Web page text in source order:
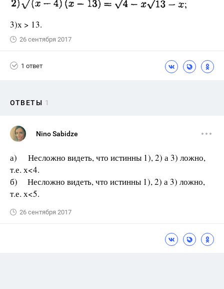
3)х > 13.
26 сентября 2017
1 ответ
ОТВЕТЫ 1
Nino Sabidze
а) Несложно видеть, что истинны 1), 2) а 3) ложно,
т.е. х<4.
б) Несложно видеть, что истинны 1), 2) а 3) ложно,
т.е. х<5.
26 сентября 2017